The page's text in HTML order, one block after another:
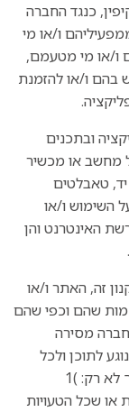
כנגד החברה
ו/או מי
ו/או מי מטעמם,
בהם ו/או להזמנת
ובתכנים
מחשב או מכשיר
טאבלטים
השימוש ו/או
האינטרנט והן
זה, האתר ו/או
שהם וכפי שהם
מסירה
לתוכן ולכל
מידע המוצג באתר ו/או באפליקציה, לרבות, אך לא רק: )1
או שכל הטעויות